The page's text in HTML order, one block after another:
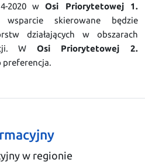
2020 wOsi Priorytetowej 1.
wsparcie skierowane będzie
działających w obszarach
W Osi Priorytetowej 2.
preferencja.
w regionie